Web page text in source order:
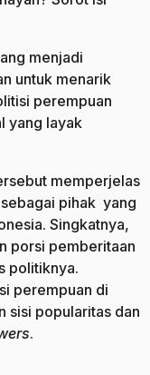
menjadi
untuk menarik
perempuan
yang layak
memperjelas
pihak yang
Singkatnya,
porsi pemberitaan
politiknya.
perempuan di
sisi popularitas dan
.